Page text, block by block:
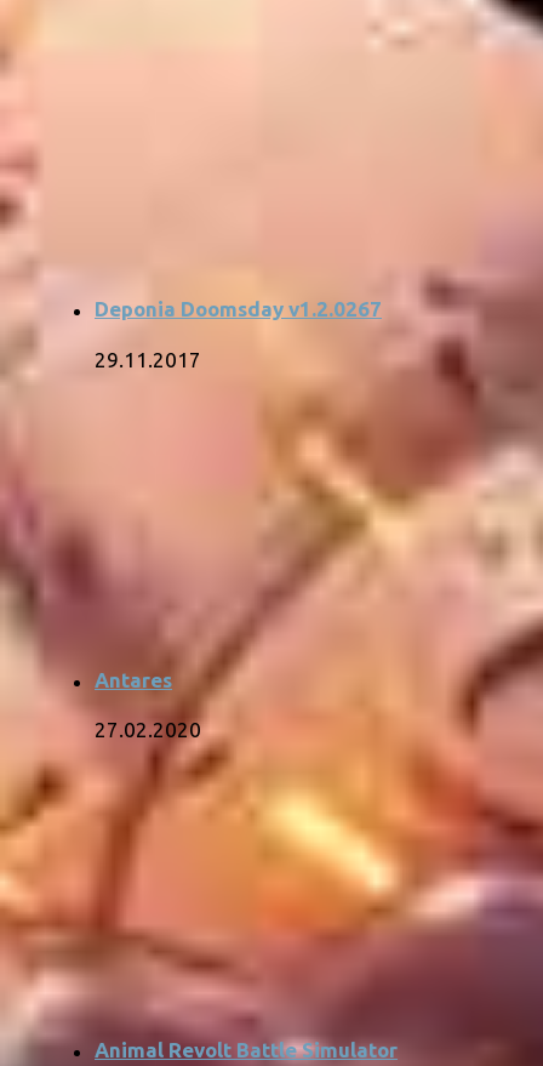
Deponia Doomsday v1.2.0267
29.11.2017
Antares
27.02.2020
Animal Revolt Battle Simulator